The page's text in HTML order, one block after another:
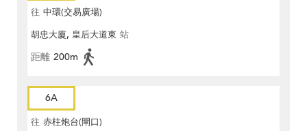
往 中環(交易廣場)
胡忠大廈, 皇后大道東 站
距離 200m
6A
往 赤柱炮台(閘口)